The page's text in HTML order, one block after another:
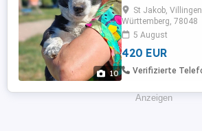
10
nicht Luana eine
Herz schaut
ganz Besonderes.
Luana. Diese
ihrem
grauen Fell und
St Jakob,
Württemberg, 78048
5 August
420 EUR
Verifizierte
Anzeigen